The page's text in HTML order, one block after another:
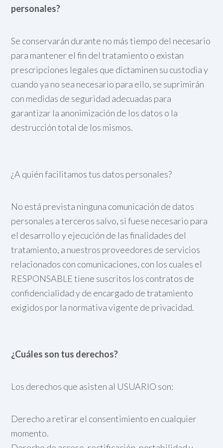
personales?
Se conservarán durante no más tiempo del necesario
para mantener el fin del tratamiento o existan
prescripciones legales que dictaminen su custodia y
cuando ya no sea necesario para ello, se suprimirán
con medidas de seguridad adecuadas para
garantizar la anonimización de los datos o la
destrucción total de los mismos.
¿A quién facilitamos tus datos personales?
No está prevista ninguna comunicación de datos
personales a terceros salvo, si fuese necesario para
el desarrollo y ejecución de las finalidades del
tratamiento, a nuestros proveedores de servicios
relacionados con comunicaciones, con los cuales el
RESPONSABLE tiene suscritos los contratos de
confidencialidad y de encargado de tratamiento
exigidos por la normativa vigente de privacidad.
¿Cuáles son tus derechos?
Los derechos que asisten al USUARIO son:
Derecho a retirar el consentimiento en cualquier
momento.